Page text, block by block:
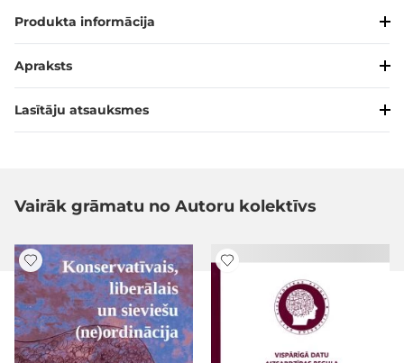
Produkta informācija
Apraksts
Lasītāju atsauksmes
Vairāk grāmatu no Autoru kolektīvs